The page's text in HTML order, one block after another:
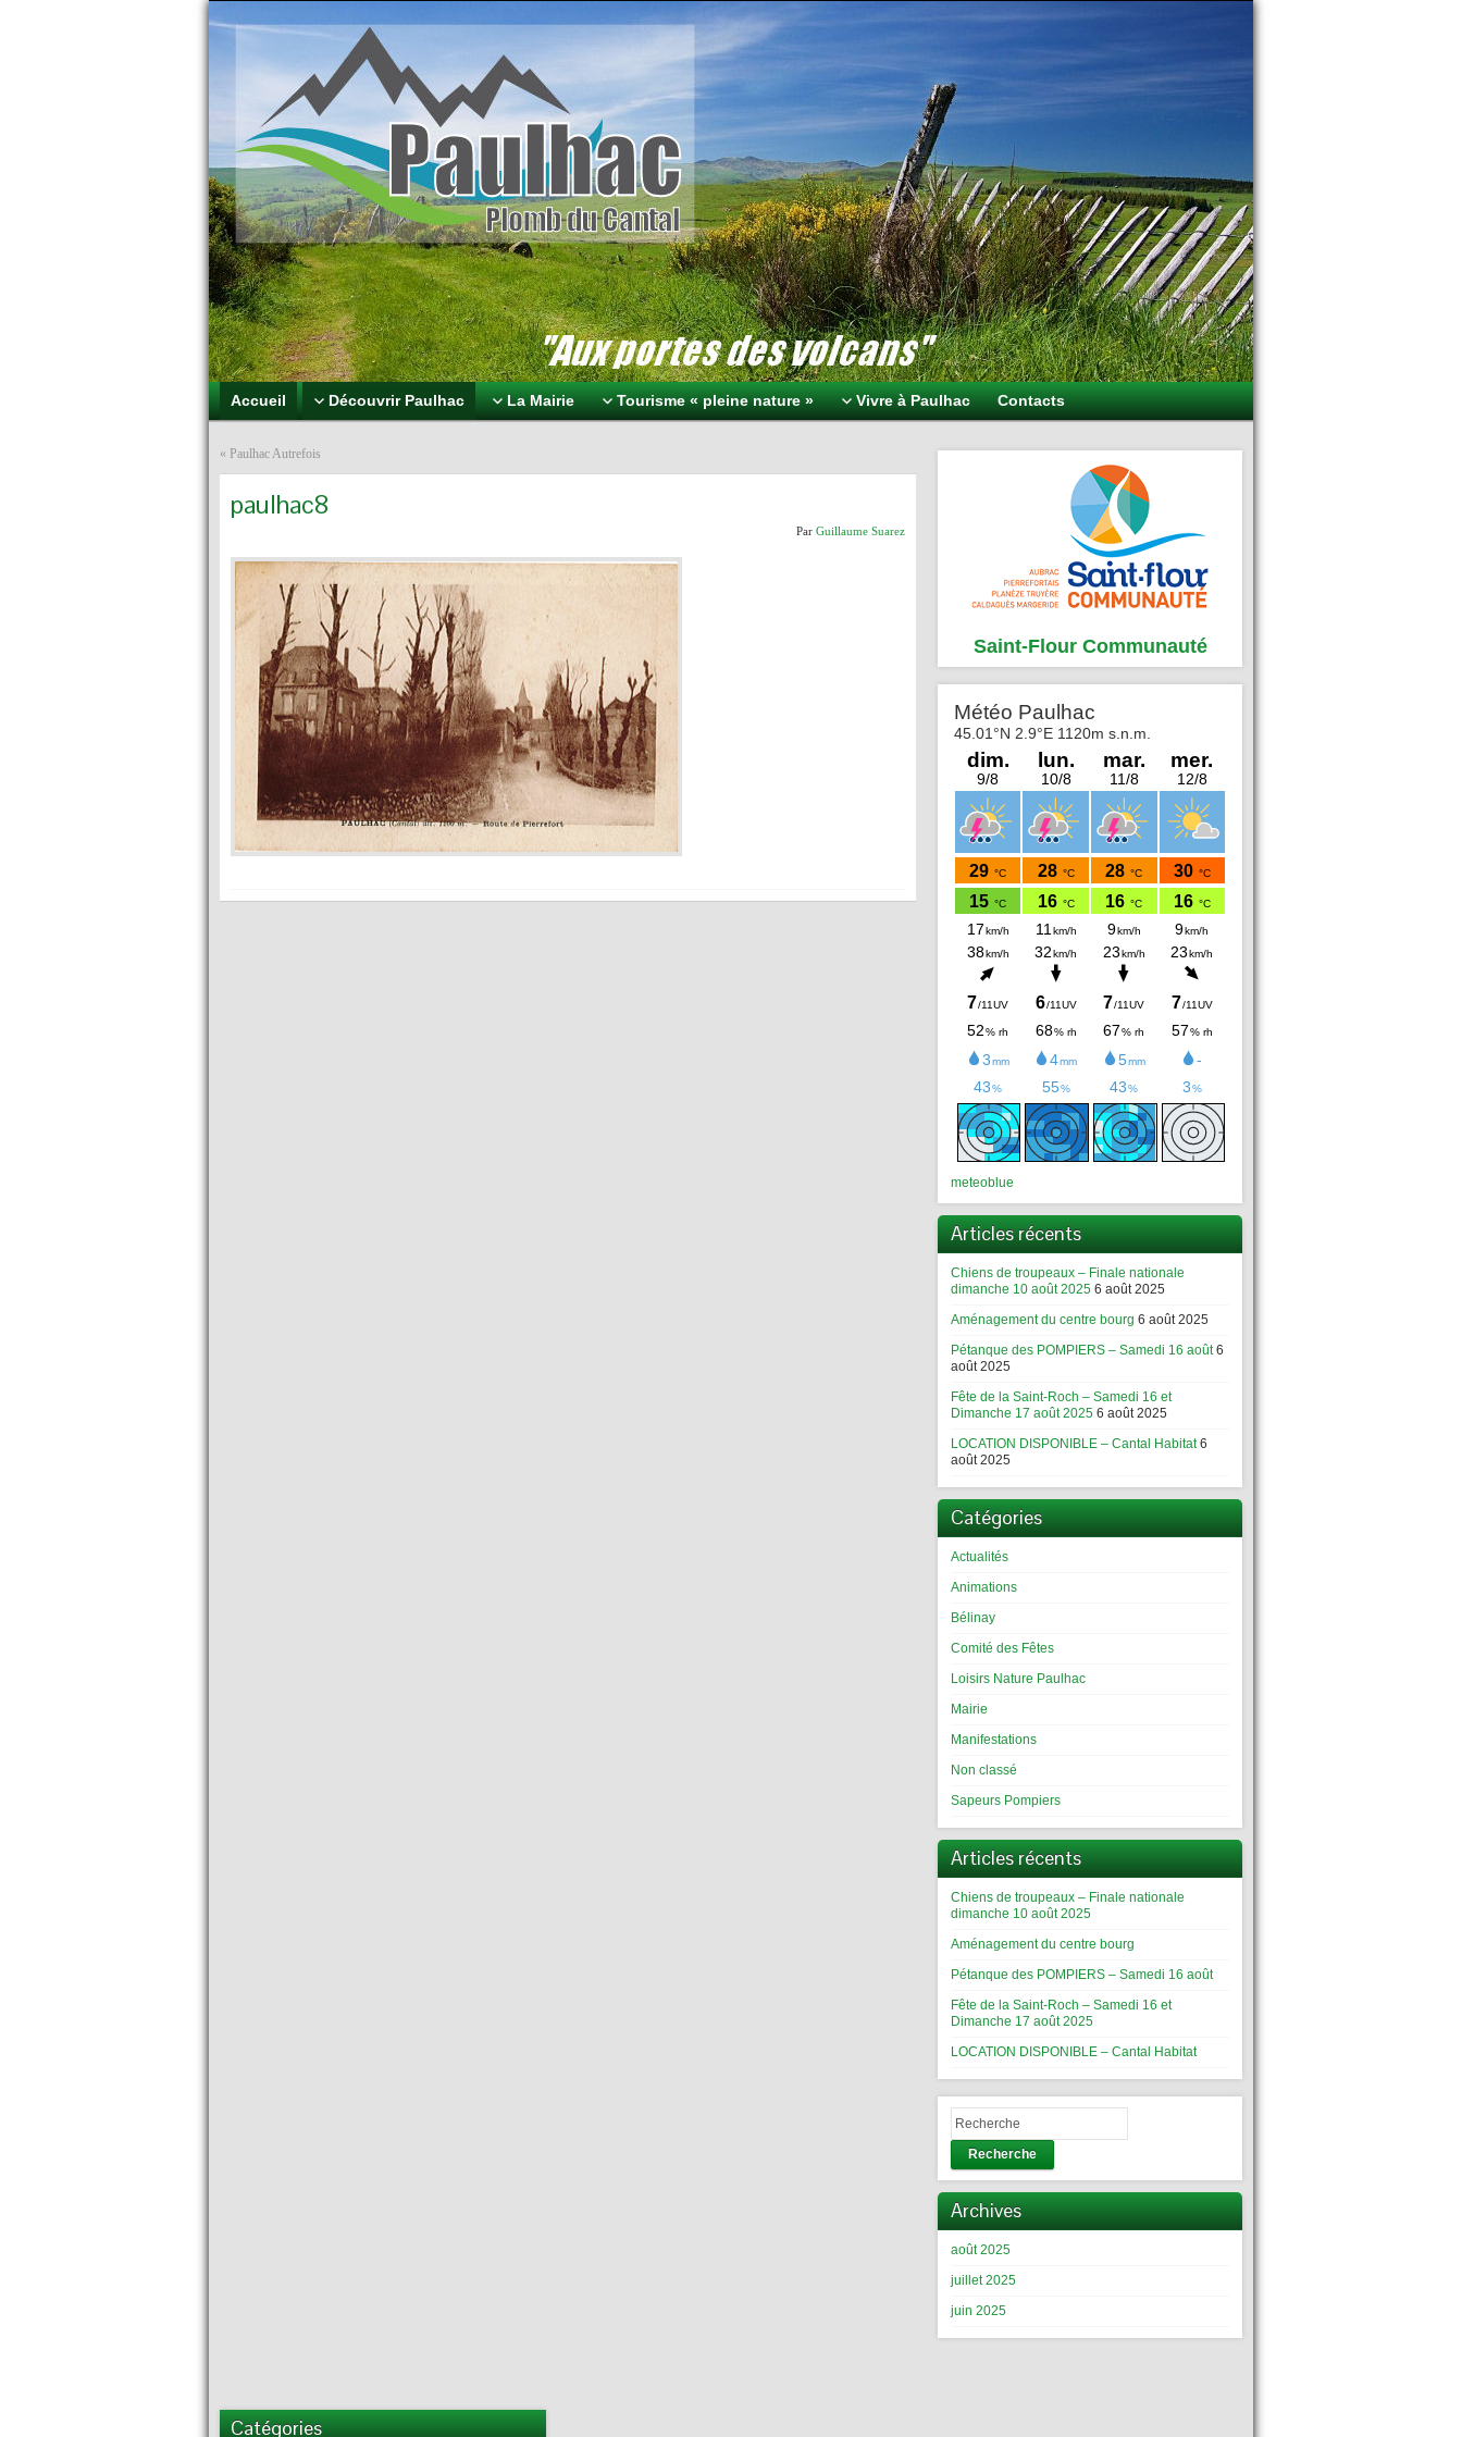
Paulhac Plomb du Cantal
Aux portes des volcans
Accueil Découvrir Paulhac La Mairie Tourisme « pleine nature » Vivre à Paulhac Contacts
« Paulhac Autrefois
paulhac8
Par Guillaume Suarez
Saint-Flour Communauté
meteoblue
Articles récents
Chiens de troupeaux – Finale nationale
dimanche 10 août 2025 6 août 2025
Aménagement du centre bourg 6 août 2025
Pétanque des POMPIERS – Samedi 16 août 6
août 2025
Fête de la Saint-Roch – Samedi 16 et
Dimanche 17 août 2025 6 août 2025
LOCATION DISPONIBLE – Cantal Habitat 6
août 2025
Catégories
Actualités
Animations
Bélinay
Comité des Fêtes
Loisirs Nature Paulhac
Mairie
Manifestations
Non classé
Sapeurs Pompiers
Articles récents
Chiens de troupeaux – Finale nationale
dimanche 10 août 2025
Aménagement du centre bourg
Pétanque des POMPIERS – Samedi 16 août
Fête de la Saint-Roch – Samedi 16 et
Dimanche 17 août 2025
LOCATION DISPONIBLE – Cantal Habitat
Recherche
Archives
août 2025
juillet 2025
juin 2025
Catégories